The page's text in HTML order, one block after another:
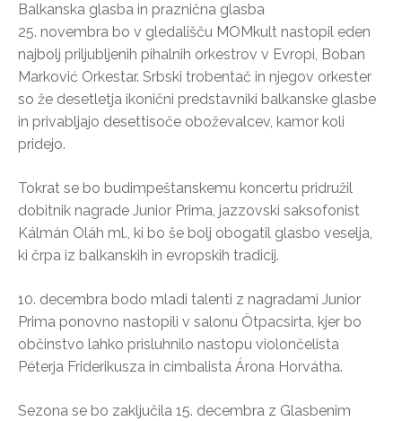
Balkanska glasba in praznična glasba
25. novembra bo v gledališču MOMkult nastopil eden
najbolj priljubljenih pihalnih orkestrov v Evropi, Boban
Marković Orkestar. Srbski trobentač in njegov orkester
so že desetletja ikonični predstavniki balkanske glasbe
in privabljajo desettisoče oboževalcev, kamor koli
pridejo.
Tokrat se bo budimpeštanskemu koncertu pridružil
dobitnik nagrade Junior Prima, jazzovski saksofonist
Kálmán Oláh ml., ki bo še bolj obogatil glasbo veselja,
ki črpa iz balkanskih in evropskih tradicij.
10. decembra bodo mladi talenti z nagradami Junior
Prima ponovno nastopili v salonu Ötpacsirta, kjer bo
občinstvo lahko prisluhnilo nastopu violončelista
Péterja Friderikusza in cimbalista Árona Horvátha.
Sezona se bo zaključila 15. decembra z Glasbenim